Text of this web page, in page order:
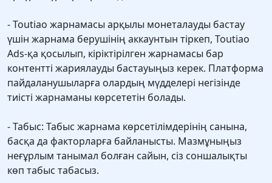
- Toutiao жарнамасы арқылы монеталауды бастау
үшін жарнама берушінің аккаунтын тіркеп, Toutiao
Ads-қа қосылып, кіріктірілген жарнамасы бар
контентті жариялауды бастауыңыз керек. Платформа
пайдаланушыларға олардың мүдделері негізінде
тиісті жарнаманы көрсететін болады.
- Табыс: Табыс жарнама көрсетілімдерінің санына,
басқа да факторларға байланысты. Мазмұныңыз
неғұрлым танымал болған сайын, сіз соншалықты
көп табыс табасыз.